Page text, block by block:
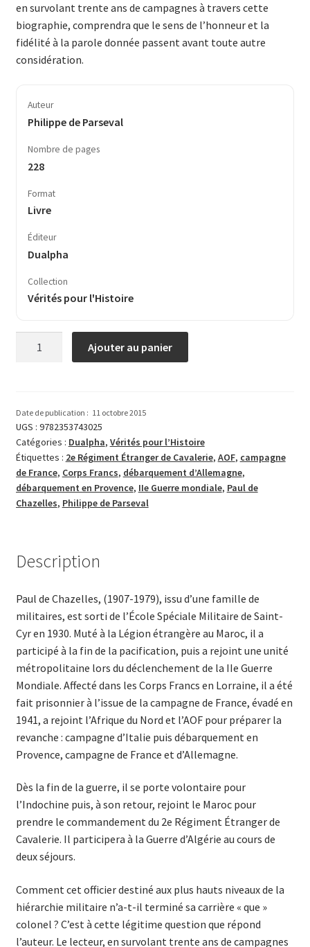
en survolant trente ans de campagnes à travers cette
biographie, comprendra que le sens de l’honneur et la
fidélité à la parole donnée passent avant toute autre
considération.
Auteur
Philippe de Parseval
Nombre de pages
228
Format
Livre
Éditeur
Dualpha
Collection
Vérités pour l'Histoire
Chazelles,
le
général
oublié
Ajouter au panier
Date de publication : 11 octobre 2015
UGS : 9782353743025
Catégories : Dualpha, Vérités pour l’Histoire
Étiquettes : 2e Régiment Étranger de Cavalerie, AOF, campagne
de France, Corps Francs, débarquement d’Allemagne,
débarquement en Provence, IIe Guerre mondiale, Paul de
Chazelles, Philippe de Parseval
Description
Paul de Chazelles, (1907-1979), issu d’une famille de
militaires, est sorti de l’École Spéciale Militaire de Saint-
Cyr en 1930. Muté à la Légion étrangère au Maroc, il a
participé à la fin de la pacification, puis a rejoint une unité
métropolitaine lors du déclenchement de la IIe Guerre
Mondiale. Affecté dans les Corps Francs en Lorraine, il a été
fait prisonnier à l’issue de la campagne de France, évadé en
1941, a rejoint l’Afrique du Nord et l’AOF pour préparer la
revanche : campagne d’Italie puis débarquement en
Provence, campagne de France et d’Allemagne.
Dès la fin de la guerre, il se porte volontaire pour
l’Indochine puis, à son retour, rejoint le Maroc pour
prendre le commandement du 2e Régiment Étranger de
Cavalerie. Il participera à la Guerre d’Algérie au cours de
deux séjours.
Comment cet officier destiné aux plus hauts niveaux de la
hiérarchie militaire n’a-t-il terminé sa carrière « que »
colonel ? C’est à cette légitime question que répond
l’auteur. Le lecteur, en survolant trente ans de campagnes